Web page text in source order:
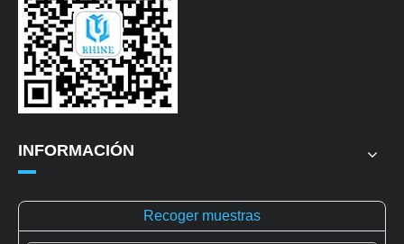
INFORMACIÓN
Recoger muestras